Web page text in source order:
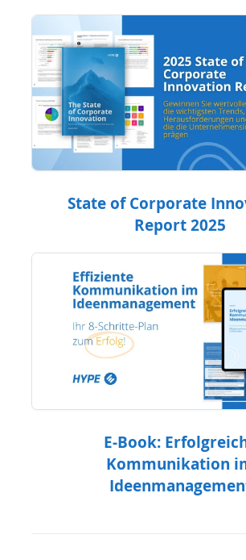
State of Corporate
Report 2025
E-Book:
Kommunikation